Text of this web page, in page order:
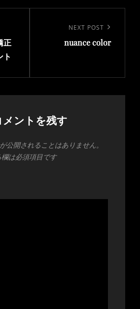
正
ト
NEXT POST
nuance color
メントを残す
公開されることはありません。
は必須項目です